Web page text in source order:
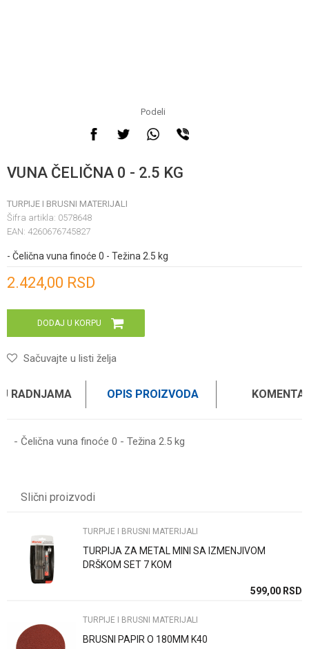
Podeli
VUNA ČELIČNA 0 - 2.5 KG
TURPIJE I BRUSNI MATERIJALI
Šifra artikla: 0578648
EAN: 4260676745827
- Čelična vuna finoće 0 - Težina 2.5 kg
2.424,00 RSD
DODAJ U KORPU
Sačuvajte u listi želja
RADNJAMA OPIS PROIZVODA
- Čelična vuna finoće 0 - Težina 2.5 kg
Poruka
Slični proizvodi
TURPIJE I BRUSNI MATERIJALI
TURPIJA ZA METAL MINI SA IZMENJIVOM
DRŠKOM SET 7 KOM
599,00 RSD
TURPIJE I BRUSNI MATERIJALI
BRUSNI PAPIR O 180MM K40